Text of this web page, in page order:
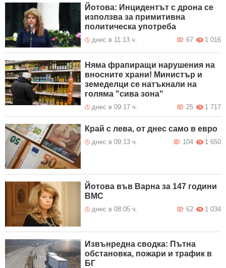
Йотова: Инцидентът с дрона се
използва за примитивна
политическа употреба
днес в 11:13 ч. 1 016
67
Няма фрапиращи нарушения на
вносните храни! Министър и
земеделци се натъкнали на
голяма "сива зона"
днес в 09:17 ч. 1 717
25
Край с лева, от днес само в евро
днес в 09:13 ч. 1 650
104
Йотова във Варна за 147 години
ВМС
днес в 08:05 ч. 1 034
62
Извънредна сводка: Пътна
обстановка, пожари и трафик в
БГ